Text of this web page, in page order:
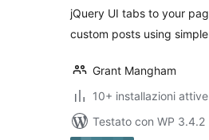
jQuery UI tabs to your
custom posts using
Grant Mangham
10+ installazioni attive
Testato con WP 3.4.2